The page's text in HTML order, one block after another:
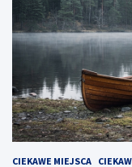
CIEKAWE MIEJSCA